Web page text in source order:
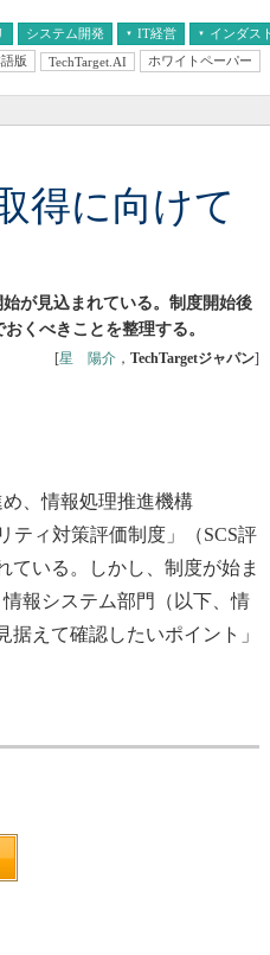
システム開発 IT経営 インダス
版 TechTarget.AI ホワイトペーパー
得に向けて
が見込まれている。制度開始後
くべきことを整理する。
[星 陽介 ， TechTargetジャパン]
、情報処理推進機構
ティ対策評価制度」（SCS評
ている。しかし、制度が始ま
報システム部門（以下、情
えて確認したいポイント」